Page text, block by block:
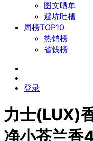
图文晒单
避坑吐槽
周榜TOP10
热销榜
​省钱榜
登录
力士(LUX)
净小苍兰香